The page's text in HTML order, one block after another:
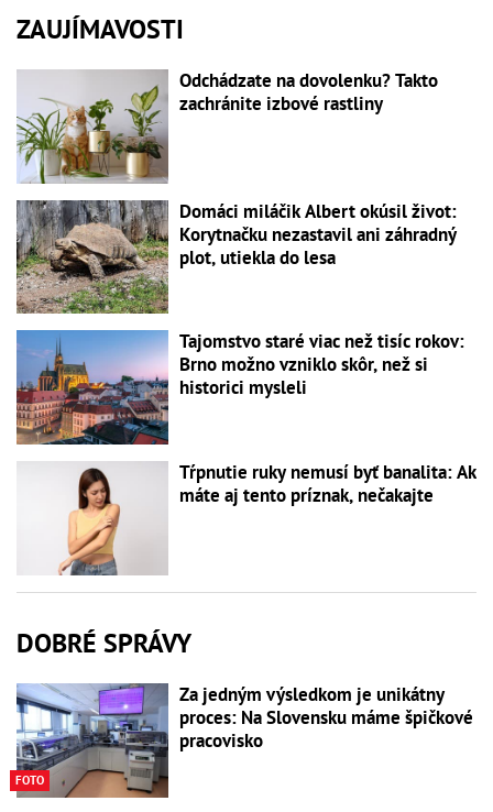
ZAUJÍMAVOSTI
Odchádzate na dovolenku? Takto
zachránite izbové rastliny
Domáci miláčik Albert okúsil život:
Korytnačku nezastavil ani záhradný
plot, utiekla do lesa
Tajomstvo staré viac než tisíc rokov:
Brno možno vzniklo skôr, než si
historici mysleli
Tŕpnutie ruky nemusí byť banalita: Ak
máte aj tento príznak, nečakajte
DOBRÉ SPRÁVY
FOTO
Za jedným výsledkom je unikátny
proces: Na Slovensku máme špičkové
pracovisko